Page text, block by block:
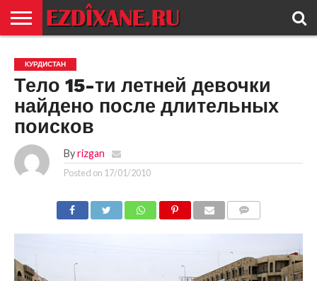
ЕЗИДИЗМ
НОВОСТИ
ИСТОРИЯ
КУЛЬТУРА
КОНТАКТ
КУРДИСТАН
Тело 15-ти летней девочки
найдено после длительных
поисков
By rizgan
Posted on 17/01/2010